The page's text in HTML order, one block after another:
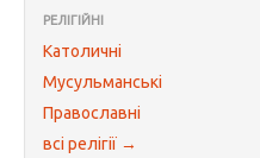
РЕЛІГІЙНІ
Католичні
Мусульманські
Православні
всі релігії →